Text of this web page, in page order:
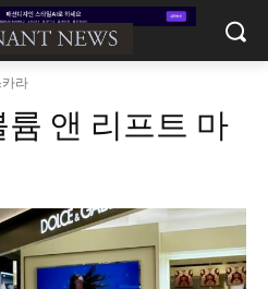
라
륨 앤 리프트 마